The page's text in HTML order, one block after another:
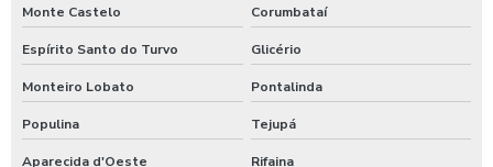
Monte Castelo Corumbataí
Espírito Santo do Turvo Glicério
Monteiro Lobato Pontalinda
Populina Tejupá
Aparecida d'Oeste Rifaina